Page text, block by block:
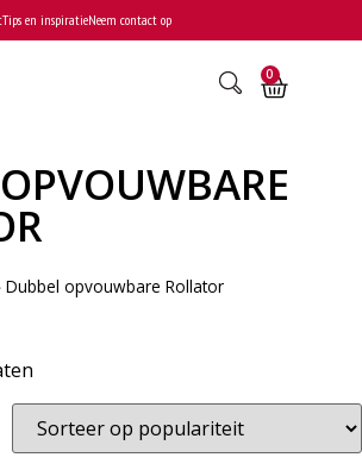
Tips en inspiratieNeem contact op
0
Dubbel opvouwbare Rollator